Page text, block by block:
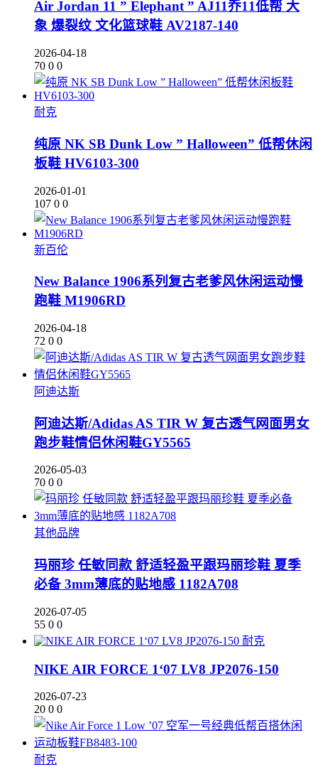
Air Jordan 11 ” Elephant ” AJ11乔11低帮 大
象 爆裂纹 文化篮球鞋 AV2187-140
2026-04-18
70 0 0
耐克
纯原 NK SB Dunk Low ” Halloween” 低帮休闲
板鞋 HV6103-300
2026-01-01
107 0 0
新百伦
New Balance 1906系列复古老爹风休闲运动慢
跑鞋 M1906RD
2026-04-18
72 0 0
阿迪达斯
阿迪达斯/Adidas AS TIR W 复古透气网面男女
跑步鞋情侣休闲鞋GY5565
2026-05-03
70 0 0
其他品牌
玛丽珍 任敏同款 舒适轻盈平跟玛丽珍鞋 夏季
必备 3mm薄底的贴地感 1182A708
2026-07-05
55 0 0
耐克
NIKE AIR FORCE 1‘07 LV8 JP2076-150
2026-07-23
20 0 0
耐克